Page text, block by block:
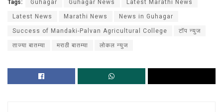
Tags: Guhagar Guhagar News Latest Marathi News
Latest News Marathi News News in Guhagar
Success of Mandaki-Palvan Agricultural College टॉप न्युज
ताज्या बातम्या मराठी बातम्या लोकल न्युज